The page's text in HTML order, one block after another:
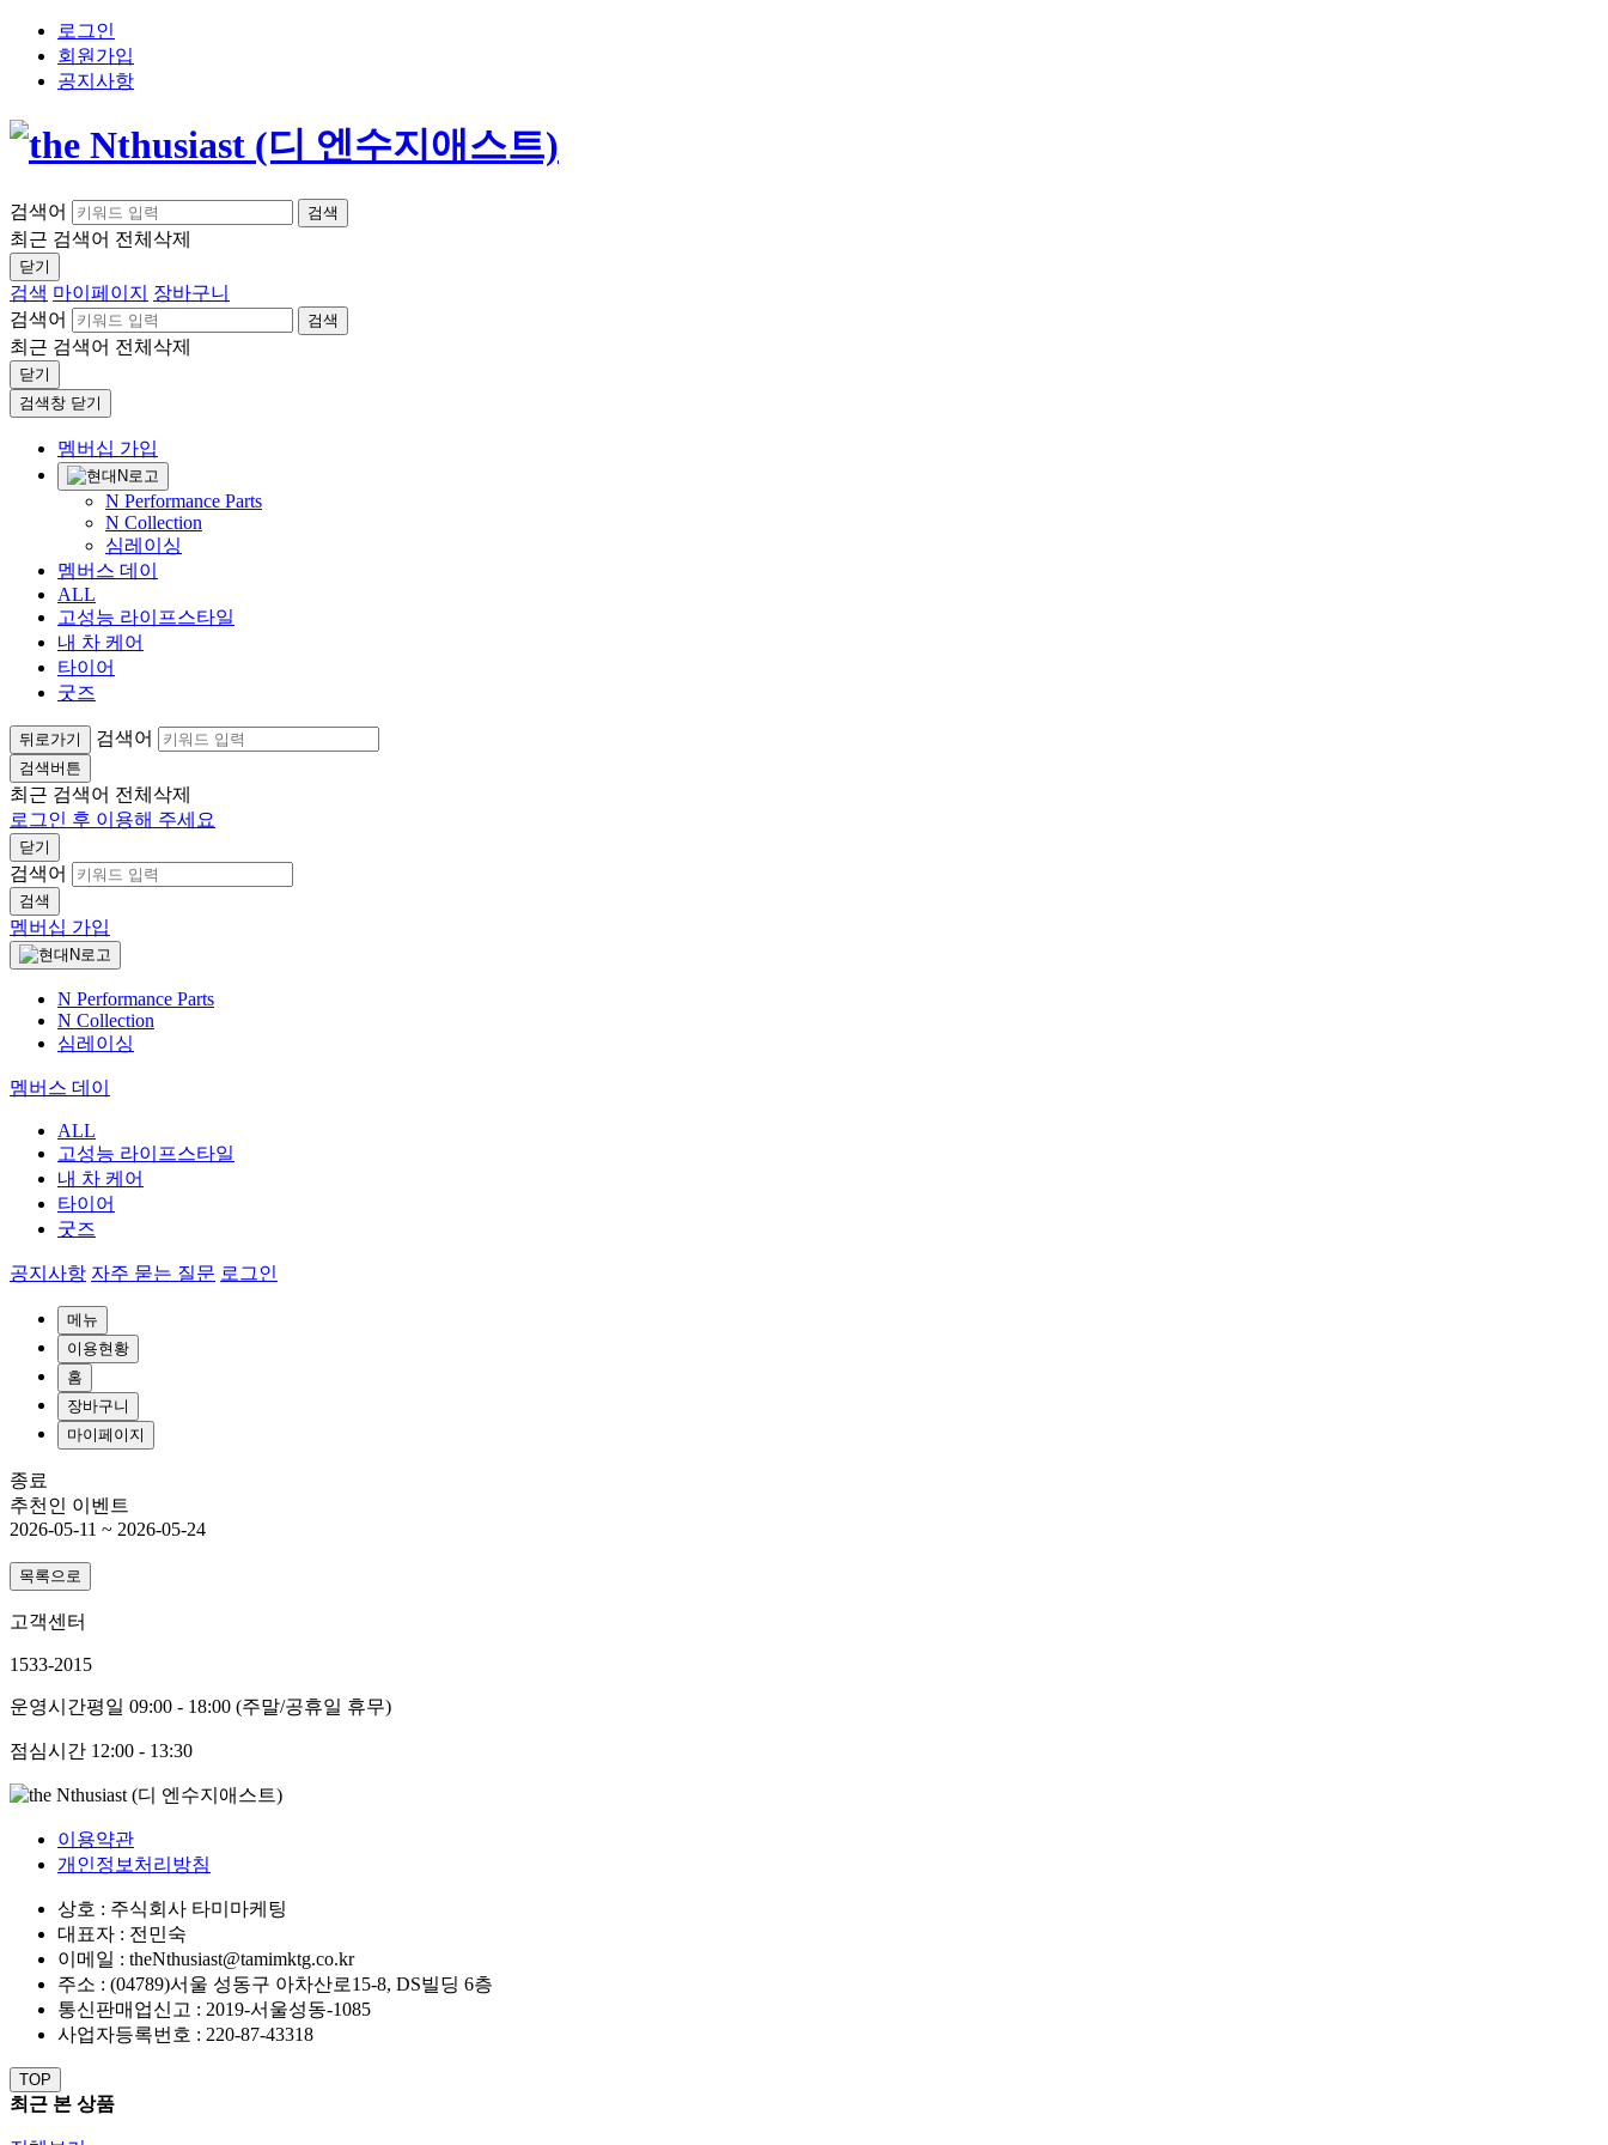
로그인
회원가입
공지사항
검색어 검색
최근 검색어 전체삭제
닫기
검색 마이페이지
장바구니
검색어
검색
최근 검색어 전체삭제
닫기
검색창 닫기
멤버십 가입
N Performance Parts
N Collection
심레이싱
멤버스 데이
ALL
고성능 라이프스타일
내 차 케어
타이어
굿즈
뒤로가기 검색어
검색버튼
최근 검색어 전체삭제
로그인 후 이용해 주세요
닫기
검색어
검색
멤버십 가입
N Performance Parts
N Collection
심레이싱
멤버스 데이
ALL
고성능 라이프스타일
내 차 케어
타이어
굿즈
공지사항 자주 묻는 질문 로그인
메뉴
이용현황
홈
장바구니
마이페이지
종료
추천인 이벤트
2026-05-11 ~ 2026-05-24
목록으로
고객센터
1533-2015
운영시간평일 09:00 - 18:00 (주말/공휴일 휴무)
점심시간 12:00 - 13:30
이용약관
개인정보처리방침
상호 : 주식회사 타미마케팅
대표자 : 전민숙
이메일 : theNthusiast@tamimktg.co.kr
주소 : (04789)서울 성동구 아차산로15-8, DS빌딩 6층
통신판매업신고 : 2019-서울성동-1085
사업자등록번호 : 220-87-43318
TOP
최근 본 상품